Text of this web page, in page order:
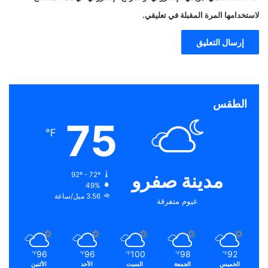
لاستخدامها المرة المقبلة في تعليقي.
الطقس
مدينة صفرو
غيوم متفرقة
75
℉
92º - 72º
49%
3.56 ميل/ساعة
92
℉
الخميس
98
℉
الجمعة
100
℉
السبت
96
℉
الأحد
96
℉
الأثنين